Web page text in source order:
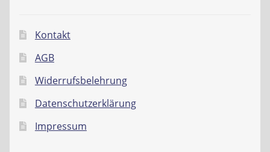
Kontakt
AGB
Widerrufsbelehrung
Datenschutzerklärung
Impressum